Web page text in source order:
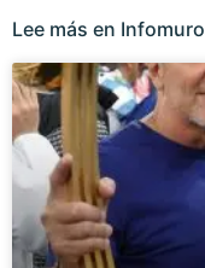
Lee más en Infomuro